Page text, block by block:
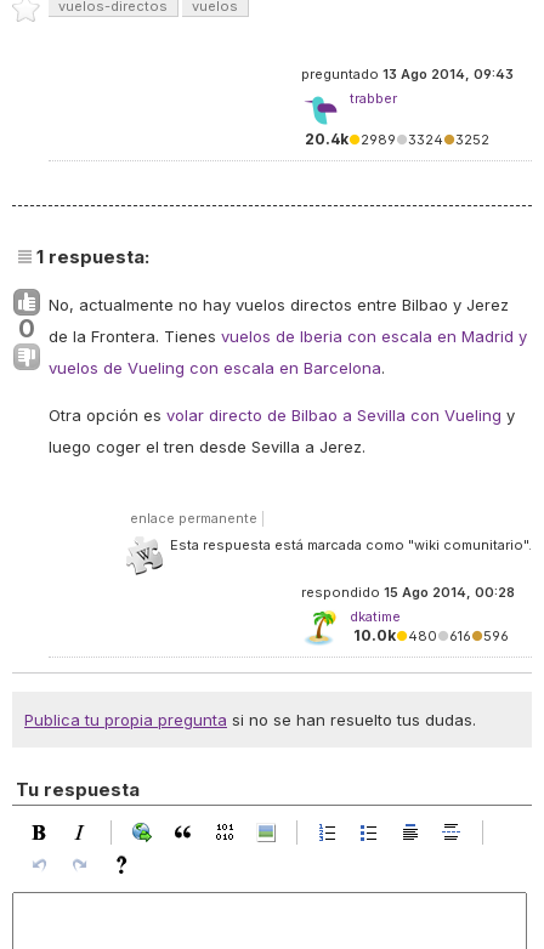
vuelos-directos vuelos
preguntado 13 Ago 2014, 09:43
trabber
20.4k●2989●3324●3252
1 respuesta:
0
No, actualmente no hay vuelos directos entre Bilbao y Jerez
de la Frontera. Tienes vuelos de Iberia con escala en Madrid y
vuelos de Vueling con escala en Barcelona.
Otra opción es volar directo de Bilbao a Sevilla con Vueling y
luego coger el tren desde Sevilla a Jerez.
enlace permanente
Esta respuesta está marcada como "wiki comunitario".
respondido 15 Ago 2014, 00:28
dkatime
10.0k●480●616●596
Publica tu propia pregunta si no se han resuelto tus dudas.
Tu respuesta